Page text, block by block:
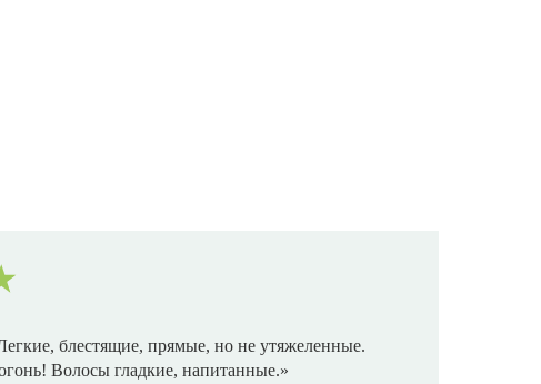
блестящие, прямые, но не утяжеленные.
Волосы гладкие, напитанные.»